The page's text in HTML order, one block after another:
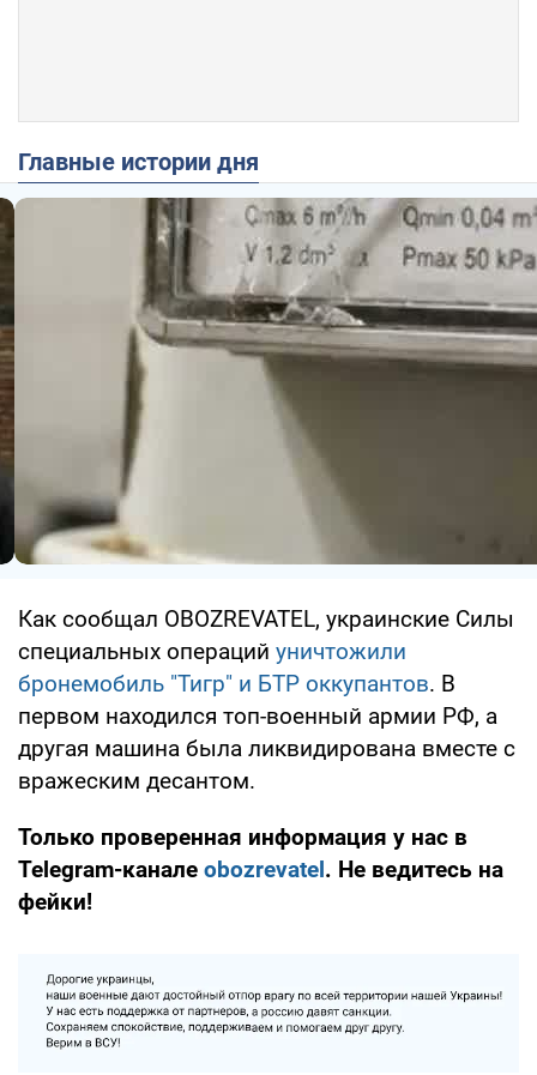
Главные истории дня
Как сообщал OBOZREVATEL, украинские Силы
специальных операций уничтожили
бронемобиль "Тигр" и БТР оккупантов. В
первом находился топ-военный армии РФ, а
другая машина была ликвидирована вместе с
вражеским десантом.
Только проверенная информация у нас в
Telegram-канале obozrevatel. Не ведитесь на
фейки!